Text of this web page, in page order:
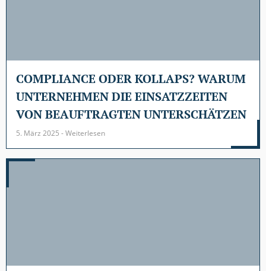
COMPLIANCE ODER KOLLAPS? WARUM
UNTERNEHMEN DIE EINSATZZEITEN
VON BEAUFTRAGTEN UNTERSCHÄTZEN
5. März 2025 - Weiterlesen